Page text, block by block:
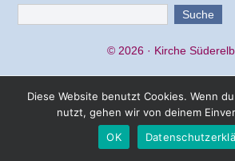
© 2026 · Kirche
Diese Website benutzt Cookies. Wenn
nutzt, gehen wir von deinem
OK